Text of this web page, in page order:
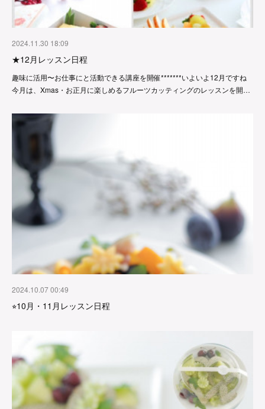
2024.11.30 18:09
★12月レッスン日程
趣味に活用〜お仕事にと活動できる講座を開催*******いよいよ12月ですね
今月は、Xmas・お正月に楽しめるフルーツカッティングのレッスンを開…
2024.10.07 00:49
⭐︎10月・11月レッスン日程